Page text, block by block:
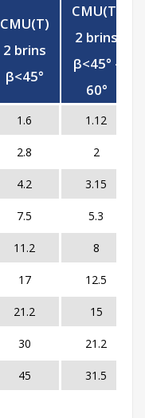
CMU(T)
2 brins
β<45°
CMU(T)
2 brins
β<45° -
60°
1.6 1.12
2.8 2
4.2 3.15
7.5 5.3
11.2 8
17 12.5
21.2 15
30 21.2
45 31.5